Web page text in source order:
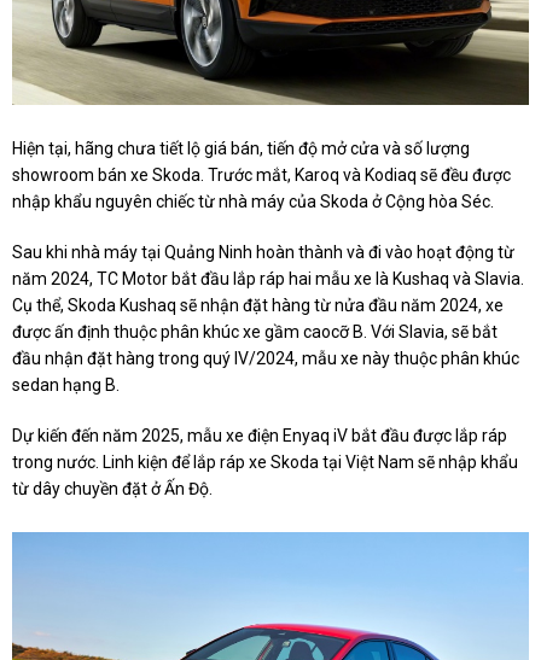
Hiện tại, hãng chưa tiết lộ giá bán, tiến độ mở cửa và số lượng
showroom bán xe Skoda. Trước mắt, Karoq và Kodiaq sẽ đều được
nhập khẩu nguyên chiếc từ nhà máy của Skoda ở Cộng hòa Séc.
Sau khi nhà máy tại Quảng Ninh hoàn thành và đi vào hoạt động từ
năm 2024, TC Motor bắt đầu lắp ráp hai mẫu xe là Kushaq và Slavia.
Cụ thể, Skoda Kushaq sẽ nhận đặt hàng từ nửa đầu năm 2024, xe
được ấn định thuộc phân khúc xe gầm caocỡ B. Với Slavia, sẽ bắt
đầu nhận đặt hàng trong quý IV/2024, mẫu xe này thuộc phân khúc
sedan hạng B.
Dự kiến đến năm 2025, mẫu xe điện Enyaq iV bắt đầu được lắp ráp
trong nước. Linh kiện để lắp ráp xe Skoda tại Việt Nam sẽ nhập khẩu
từ dây chuyền đặt ở Ấn Độ.